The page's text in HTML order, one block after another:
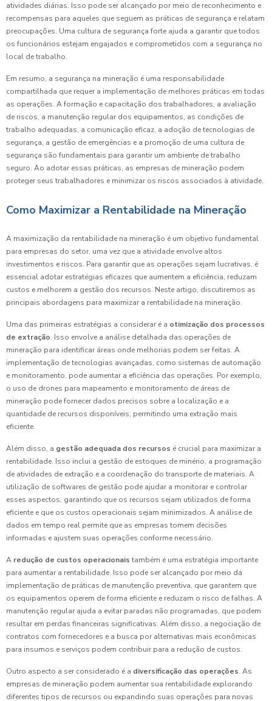
atividades diárias. Isso pode ser alcançado por meio de reconhecimento e
recompensas para aqueles que seguem as práticas de segurança e relatam
preocupações. Uma cultura de segurança forte ajuda a garantir que todos
os funcionários estejam engajados e comprometidos com a segurança no
local de trabalho.
Em resumo, a segurança na mineração é uma responsabilidade
compartilhada que requer a implementação de melhores práticas em todas
as operações. A formação e capacitação dos trabalhadores, a avaliação
de riscos, a manutenção regular dos equipamentos, as condições de
trabalho adequadas, a comunicação eficaz, a adoção de tecnologias de
segurança, a gestão de emergências e a promoção de uma cultura de
segurança são fundamentais para garantir um ambiente de trabalho
seguro. Ao adotar essas práticas, as empresas de mineração podem
proteger seus trabalhadores e minimizar os riscos associados à atividade.
Como Maximizar a Rentabilidade na Mineração
A maximização da rentabilidade na mineração é um objetivo fundamental
para empresas do setor, uma vez que a atividade envolve altos
investimentos e riscos. Para garantir que as operações sejam lucrativas, é
essencial adotar estratégias eficazes que aumentem a eficiência, reduzam
custos e melhorem a gestão dos recursos. Neste artigo, discutiremos as
principais abordagens para maximizar a rentabilidade na mineração.
Uma das primeiras estratégias a considerar é a otimização dos processos
de extração. Isso envolve a análise detalhada das operações de
mineração para identificar áreas onde melhorias podem ser feitas. A
implementação de tecnologias avançadas, como sistemas de automação
e monitoramento, pode aumentar a eficiência das operações. Por exemplo,
o uso de drones para mapeamento e monitoramento de áreas de
mineração pode fornecer dados precisos sobre a localização e a
quantidade de recursos disponíveis, permitindo uma extração mais
eficiente.
Além disso, a gestão adequada dos recursos é crucial para maximizar a
rentabilidade. Isso inclui a gestão de estoques de minério, a programação
de atividades de extração e a coordenação do transporte de materiais. A
utilização de softwares de gestão pode ajudar a monitorar e controlar
esses aspectos, garantindo que os recursos sejam utilizados de forma
eficiente e que os custos operacionais sejam minimizados. A análise de
dados em tempo real permite que as empresas tomem decisões
informadas e ajustem suas operações conforme necessário.
A redução de custos operacionais também é uma estratégia importante
para aumentar a rentabilidade. Isso pode ser alcançado por meio da
implementação de práticas de manutenção preventiva, que garantem que
os equipamentos operem de forma eficiente e reduzam o risco de falhas. A
manutenção regular ajuda a evitar paradas não programadas, que podem
resultar em perdas financeiras significativas. Além disso, a negociação de
contratos com fornecedores e a busca por alternativas mais econômicas
para insumos e serviços podem contribuir para a redução de custos.
Outro aspecto a ser considerado é a diversificação das operações. As
empresas de mineração podem aumentar sua rentabilidade explorando
diferentes tipos de recursos ou expandindo suas operações para novas